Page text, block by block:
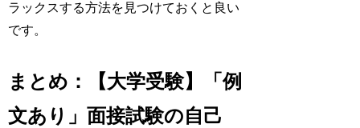
ラックスする方法を見つけておくと良い
です。
まとめ：【大学受験】「例
文あり」面接試験の自己